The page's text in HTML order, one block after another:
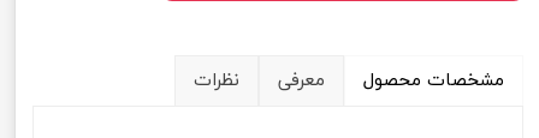
مشخصات محصول معرفی نظرات